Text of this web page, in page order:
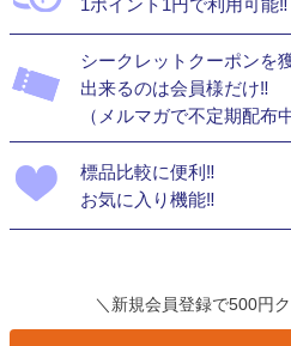
シークレットクーポンを
出来るのは会員様だけ‼
（メルマガで不定期配布中
標品比較に便利‼
お気に入り機能‼
＼新規会員登録で500円